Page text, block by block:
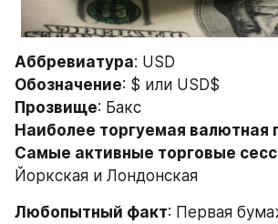
Аббревиатура: USD
Обозначение: $ или USD$
Прозвище: Бакс
Наиболее торгуемая валютная
Самые активные торговые
Йоркская и Лондонская
Любопытный факт: Первая